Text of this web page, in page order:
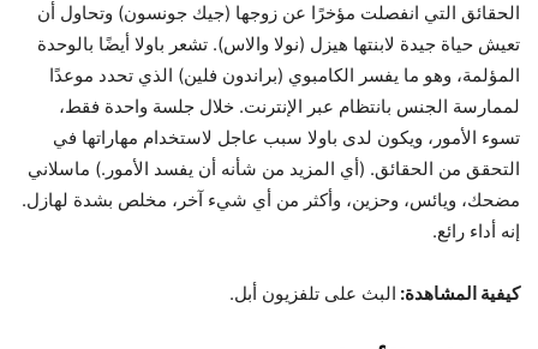
الحقائق التي انفصلت مؤخرًا عن زوجها (جيك جونسون) وتحاول أن
تعيش حياة جيدة لابنتها هيزل (نولا والاس). تشعر باولا أيضًا بالوحدة
المؤلمة، وهو ما يفسر الكامبوي (براندون فلين) الذي تحدد موعدًا
لممارسة الجنس بانتظام عبر الإنترنت. خلال جلسة واحدة فقط،
تسوء الأمور، ويكون لدى باولا سبب عاجل لاستخدام مهاراتها في
التحقق من الحقائق. (أي المزيد من شأنه أن يفسد الأمور.) ماسلاني
مضحك، ويائس، وحزين، وأكثر من أي شيء آخر، مخلص بشدة لهازل.
إنه أداء رائع.
كيفية المشاهدة: البث على تلفزيون أبل.